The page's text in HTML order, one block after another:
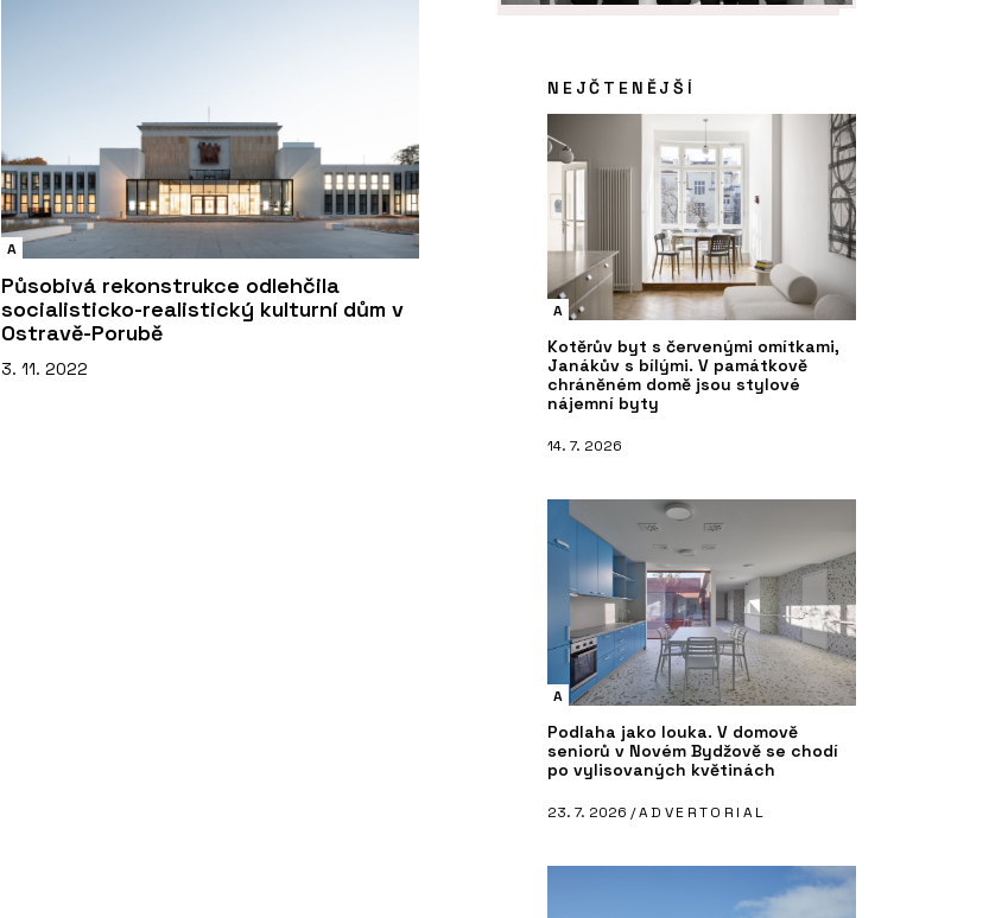
A
Působivá rekonstrukce odlehčila
socialisticko-realistický kulturní dům v
Ostravě-Porubě
3. 11. 2022
NEJČTENĚJŠÍ
A
Kotěrův byt s červenými omítkami,
Janákův s bílými. V památkově
chráněném domě jsou stylové
nájemní byty
14. 7. 2026
A
Podlaha jako louka. V domově
seniorů v Novém Bydžově se chodí
po vylisovaných květinách
23. 7. 2026 /ADVERTORIAL